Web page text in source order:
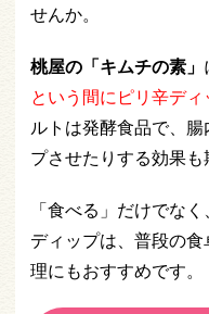
せんか。
桃屋の「キムチの素」
という間にピリ辛ディ
ルトは発酵食品で、
プさせたりする効果も
「食べる」だけでな
ディップは、普段の
理にもおすすめです。